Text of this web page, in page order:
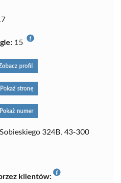
15
profil
Pokaż stronę
Pokaż numer
324B, 43-300
klientów: